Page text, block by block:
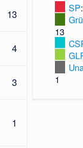
SP
13
1
13
4
3
1